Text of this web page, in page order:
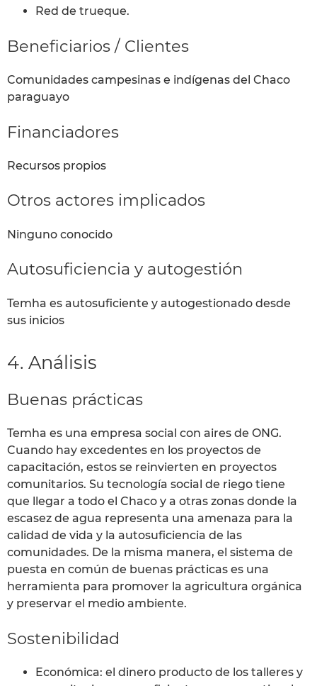
Red de trueque.
Beneficiarios / Clientes
Comunidades campesinas e indígenas del Chaco
paraguayo
Financiadores
Recursos propios
Otros actores implicados
Ninguno conocido
Autosuficiencia y autogestión
Temha es autosuficiente y autogestionado desde
sus inicios
4. Análisis
Buenas prácticas
Temha es una empresa social con aires de ONG.
Cuando hay excedentes en los proyectos de
capacitación, estos se reinvierten en proyectos
comunitarios. Su tecnología social de riego tiene
que llegar a todo el Chaco y a otras zonas donde la
escasez de agua representa una amenaza para la
calidad de vida y la autosuficiencia de las
comunidades. De la misma manera, el sistema de
puesta en común de buenas prácticas es una
herramienta para promover la agricultura orgánica
y preservar el medio ambiente.
Sostenibilidad
Económica: el dinero producto de los talleres y